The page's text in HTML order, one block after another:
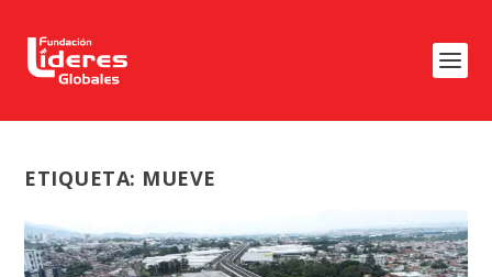
ETIQUETA: MUEVE